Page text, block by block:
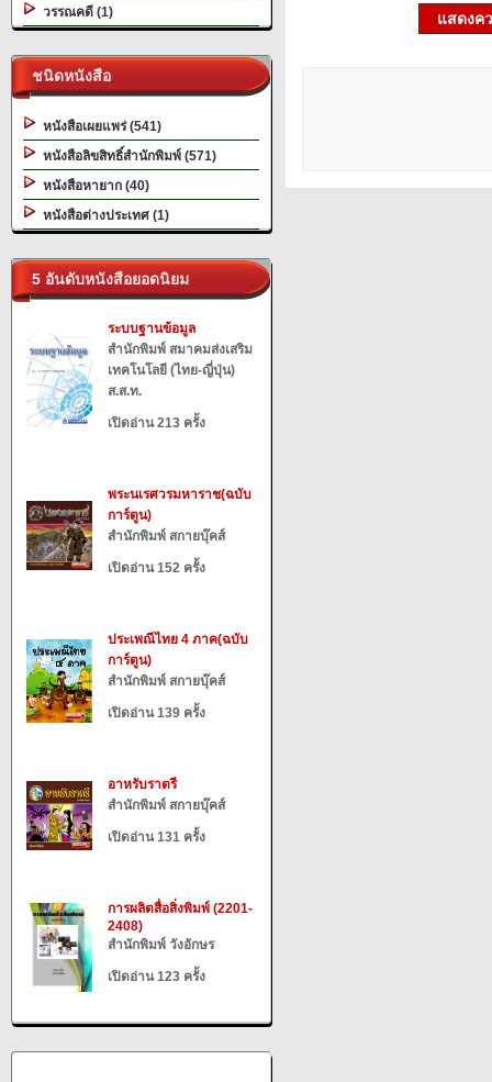
วรรณคดี (1)
ชนิดหนังสือ
หนังสือเผยแพร่ (541)
หนังสือลิขสิทธิ์สำนักพิมพ์ (571)
หนังสือหายาก (40)
หนังสือต่างประเทศ (1)
5 อันดับหนังสือยอดนิยม
ระบบฐานข้อมูล
สำนักพิมพ์ สมาคมส่งเสริม
เทคโนโลยี (ไทย-ญี่ปุ่น)
ส.ส.ท.
เปิดอ่าน 213 ครั้ง
พระนเรศวรมหาราช(ฉบับ
การ์ตูน)
สำนักพิมพ์ สกายบุ๊คส์
เปิดอ่าน 152 ครั้ง
ประเพณีไทย 4 ภาค(ฉบับ
การ์ตูน)
สำนักพิมพ์ สกายบุ๊คส์
เปิดอ่าน 139 ครั้ง
อาหรับราตรี
สำนักพิมพ์ สกายบุ๊คส์
เปิดอ่าน 131 ครั้ง
การผลิตสื่อสิ่งพิมพ์ (2201-
2408)
สำนักพิมพ์ วังอักษร
เปิดอ่าน 123 ครั้ง
แสดงค